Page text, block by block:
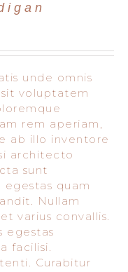
unde omnis
voluptatem
rem aperiam,
ab illo inventore
architecto
sunt
quam
Nullam
varius convallis.
egestas
facilisi.
Curabitur